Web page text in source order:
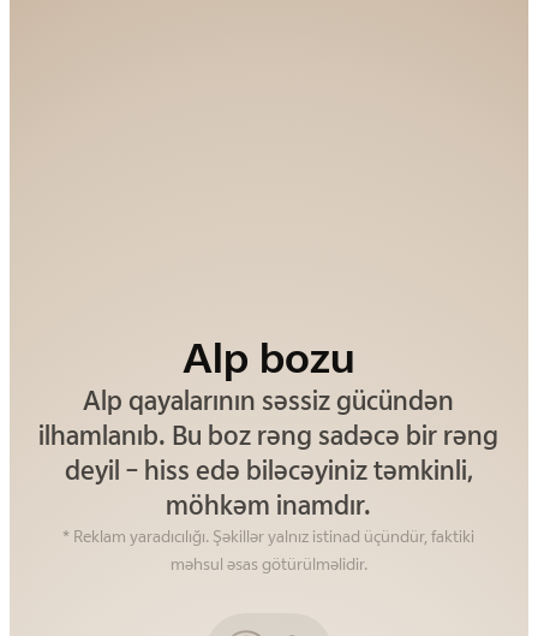
Alp bozu
Alp qayalarının səssiz gücündən
ilhamlanıb. Bu boz rəng sadəcə bir rəng
deyil – hiss edə biləcəyiniz təmkinli,
möhkəm inamdır.
Həqiqi qara
Həqiqi, saf qara rəng həm zamansız,
həm də müasir hiss olunan sakit incəlik
yayır.
* Reklam yaradıcılığı. Şəkillər yalnız istinad üçündür, faktiki
məhsul əsas götürülməlidir.